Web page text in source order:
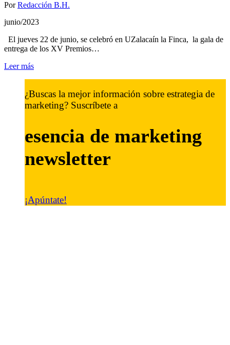
PorRedacción B.H.
junio/2023
El jueves 22 de junio, se celebró en UZalacaín la Finca, la gala de
entrega de los XV Premios…
Leer más
¿Buscas la mejor información sobre estrategia de
marketing? Suscríbete a
esencia de marketing
newsletter
¡Apúntate!